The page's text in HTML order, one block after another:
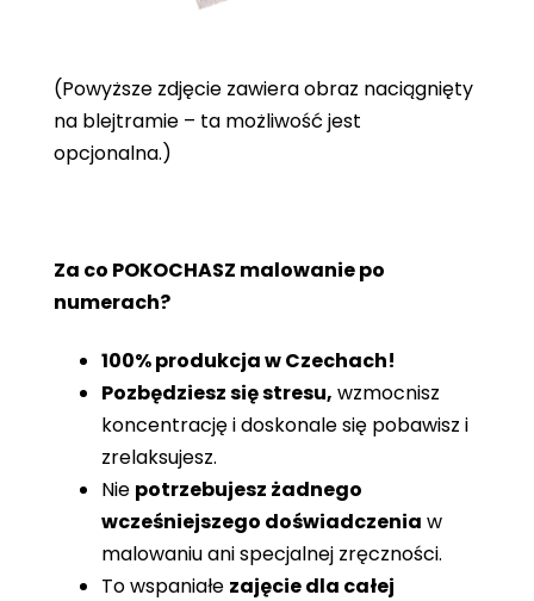
(Powyższe zdjęcie zawiera obraz naciągnięty
na blejtramie – ta możliwość jest
opcjonalna.)
Za co POKOCHASZ malowanie po
numerach?
100% produkcja w Czechach!
Pozbędziesz się stresu, wzmocnisz
koncentrację i doskonale się pobawisz i
zrelaksujesz.
Nie potrzebujesz żadnego
wcześniejszego doświadczenia w
malowaniu ani specjalnej zręczności.
To wspaniałe zajęcie dla całej